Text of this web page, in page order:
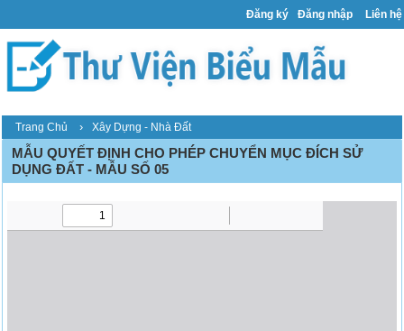
Đăng ký Đăng nhập Liên hệ
Trang Chủ › Xây Dựng - Nhà Đất
MẪU QUYẾT ĐỊNH CHO PHÉP CHUYỂN MỤC ĐÍCH SỬ
DỤNG ĐẤT - MẪU SỐ 05